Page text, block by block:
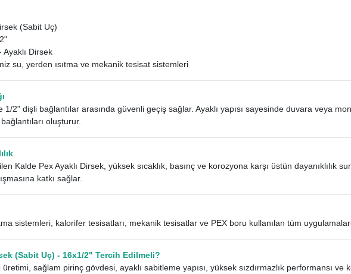
(Sabit Uç)
Ayaklı Dirsek
su, yerden ısıtma ve mekanik tesisat sistemleri
2" dişli bağlantılar arasında güvenli geçiş sağlar. Ayaklı yapısı sayesinde duvara veya
oluşturur.
Kalde Pex Ayaklı Dirsek, yüksek sıcaklık, basınç ve korozyona karşı üstün dayanıklılık
katkı sağlar.
sistemleri, kalorifer tesisatları, mekanik tesisatlar ve PEX boru kullanılan tüm
(Sabit Uç) - 16x1/2" Tercih Edilmeli?
sağlam pirinç gövdesi, ayaklı sabitleme yapısı, yüksek sızdırmazlık performansı